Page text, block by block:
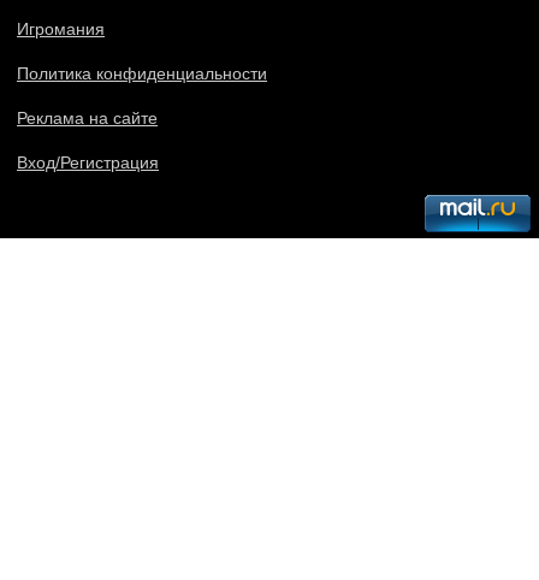
Игромания
Политика конфиденциальности
Реклама на сайте
Вход/Регистрация